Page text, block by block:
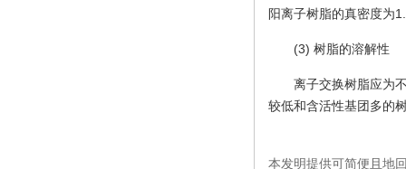
阳离子树脂的真密度为
(3) 树脂的溶解性
离子交换树脂应为
较低和含活性基团多的
本发明提供可简便且地